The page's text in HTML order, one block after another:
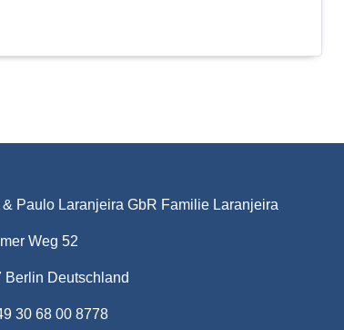
& Paulo Laranjeira GbR Familie Laranjeira
Weg 52
Berlin Deutschland
30 68 00 8778